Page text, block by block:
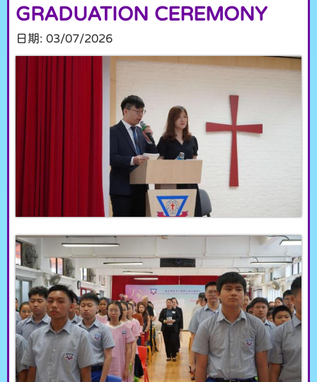
GRADUATION CEREMONY
日期: 03/07/2026